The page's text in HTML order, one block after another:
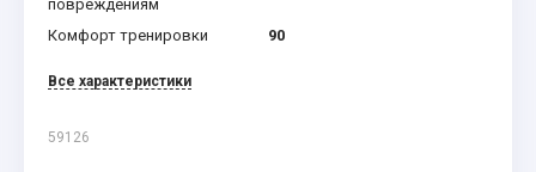
повреждениям
Комфорт тренировки 90
Все характеристики
59126